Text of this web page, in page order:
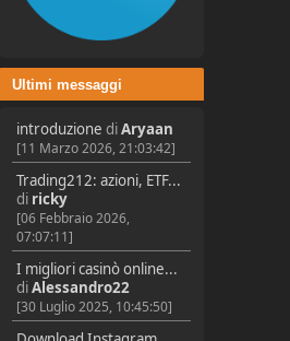
Ultimi messaggi
introduzione diAryaan
[11 Marzo 2026, 21:03:42]
Trading212: azioni, ETF...
di ricky
[06 Febbraio 2026,
07:07:11]
I migliori casinò online...
diAlessandro22
[30 Luglio 2025, 10:45:50]